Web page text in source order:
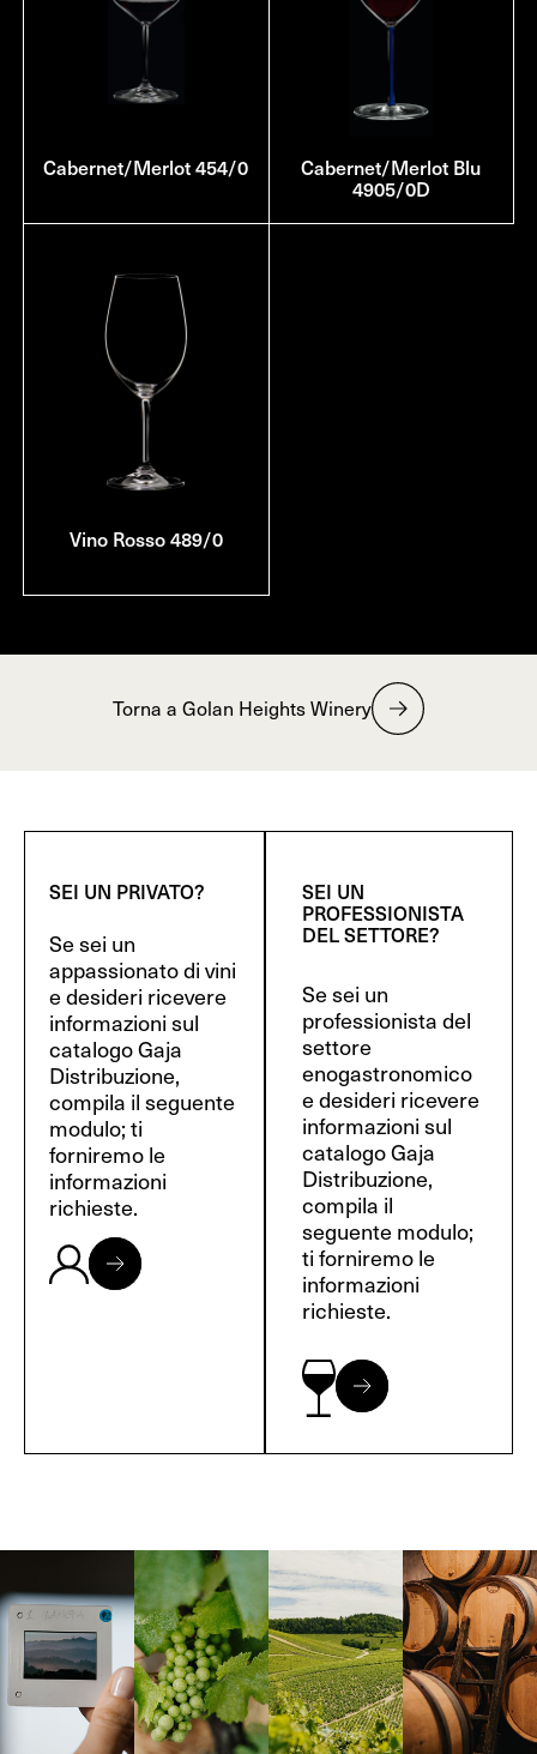
Cabernet/Merlot 454/0 Cabernet/Merlot Blu
4905/0D
Vino Rosso 489/0
Torna a Golan Heights Winery
SEI UN PRIVATO?
Se sei un
appassionato di vini
e desideri ricevere
informazioni sul
catalogo Gaja
Distribuzione,
compila il seguente
modulo; ti
forniremo le
informazioni
richieste.
SEI UN
PROFESSIONISTA
DEL SETTORE?
Se sei un
professionista del
settore
enogastronomico
e desideri ricevere
informazioni sul
catalogo Gaja
Distribuzione,
compila il
seguente modulo;
ti forniremo le
informazioni
richieste.
Langa, 1977 Borgogna,
Francia
Borgogna,
Francia
Instagram